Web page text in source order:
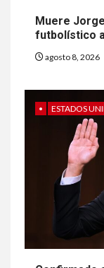
Muere
futbolístico
agosto 8, 2026
• ESTADOS